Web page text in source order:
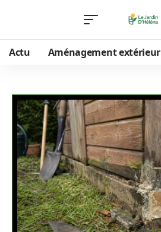
Actu Aménagement extérieur